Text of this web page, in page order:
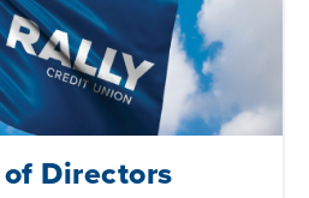
Directors